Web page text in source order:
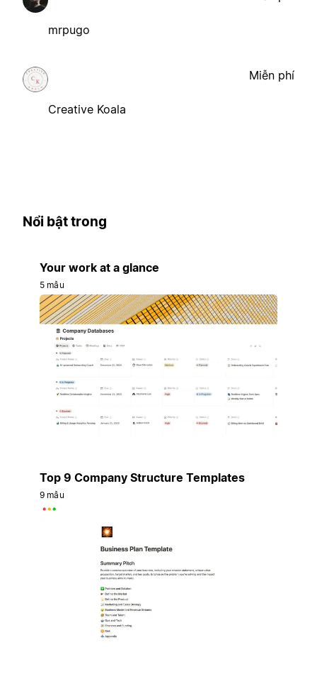
mrpugo
Creative Koala
Miễn phí
Nổi bật trong
Your work at a glance
5 mẫu
Top 9 Company Structure Templates
9 mẫu